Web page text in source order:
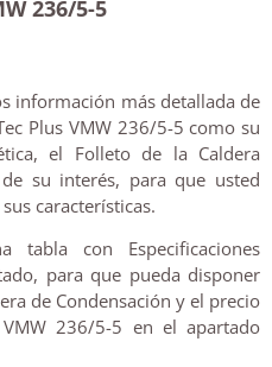
236/5-5
información más detallada de
Plus VMW 236/5-5 como su
el Folleto de la Caldera
su interés, para que usted
características.
tabla con Especificaciones
para que pueda disponer
de Condensación y el precio
VMW 236/5-5 en el apartado